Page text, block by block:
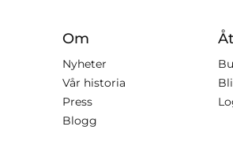
Om
Nyheter
Vår historia
Press
Blogg